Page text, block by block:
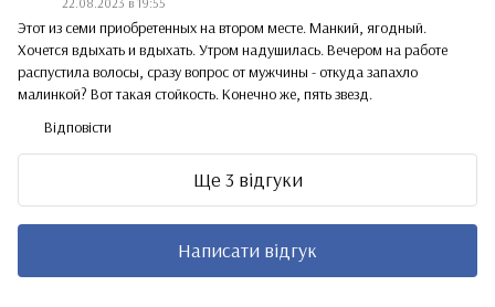
Этот из семи приобретенных на втором месте. Манкий, ягодный.
Хочется вдыхать и вдыхать. Утром надушилась. Вечером на работе
распустила волосы, сразу вопрос от мужчины - откуда запахло
малинкой? Вот такая стойкость. Конечно же, пять звезд.
Відповісти
Ще 3 відгуки
Написати відгук